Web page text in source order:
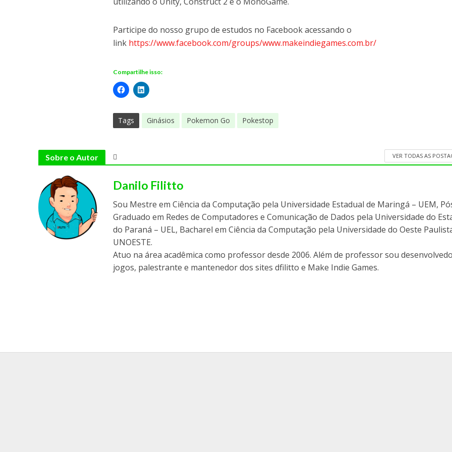
Participe do nosso grupo de estudos no Facebook acessando o
link https://www.facebook.com/groups/www.makeindiegames.com.br/
Compartilhe isso:
Tags Ginásios Pokemon Go Pokestop
Sobre o Autor VER TODAS AS
Danilo Filitto
Sou Mestre em Ciência da Computação pela Universidade Estadual de Maringá – UEM,
Graduado em Redes de Computadores e Comunicação de Dados pela Universidade do
do Paraná – UEL, Bacharel em Ciência da Computação pela Universidade do Oeste
UNOESTE.
Atuo na área acadêmica como professor desde 2006. Além de professor sou
jogos, palestrante e mantenedor dos sites dfilitto e Make Indie Games.